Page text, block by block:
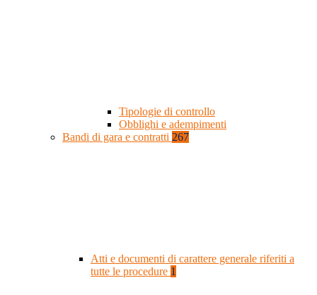
Tipologie di controllo
Obblighi e adempimenti
Bandi di gara e contratti 267
Atti e documenti di carattere generale riferiti a
tutte le procedure 1